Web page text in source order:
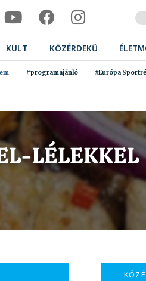
KULT KÖZÉRDEKŰ
#programajánló #Európa